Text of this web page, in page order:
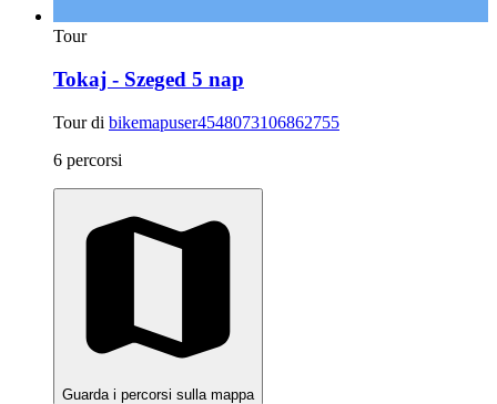
Tour
Tokaj - Szeged 5 nap
Tour di bikemapuser4548073106862755
6 percorsi
Guarda i percorsi sulla mappa